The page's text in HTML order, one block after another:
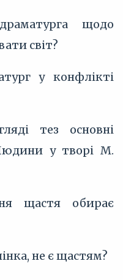
щодо
світ?
у конфлікті
тез основні
у творі М.
щастя обирає
не є щастям?